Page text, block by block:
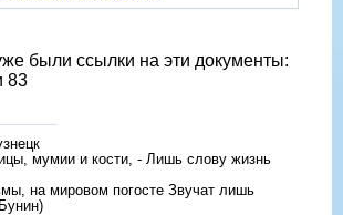
были ссылки на эти документы:
83
мумии и кости, - Лишь слову жизнь
на мировом погосте Звучат лишь